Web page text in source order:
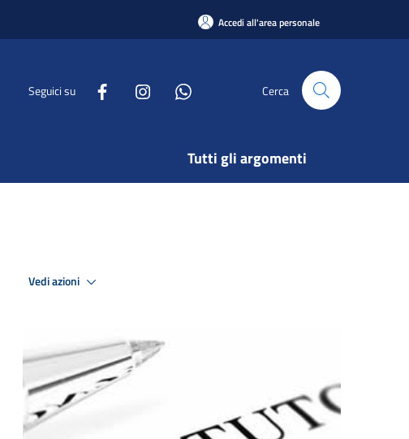
Accedi all'area personale
Seguici su Cerca
Tutti gli argomenti
Vedi azioni